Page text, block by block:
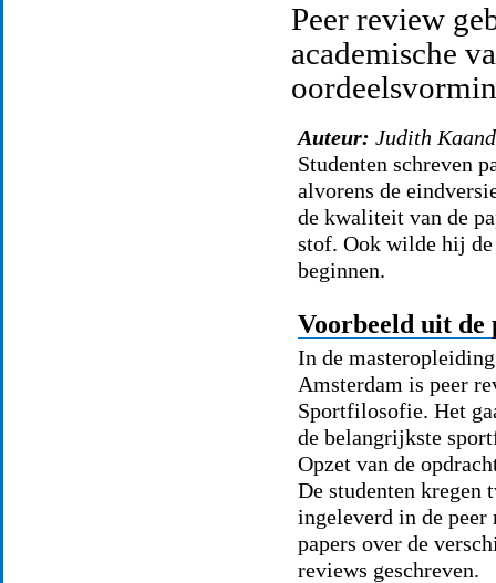
Peer review
academische
Auteur: Judith
Studenten schreven
alvorens de
de kwaliteit van de
stof. Ook wilde hij de
beginnen.
Voorbeeld uit
In de
Amsterdam is peer
Sportfilosofie. Het
de belangrijkste
Opzet van de
De studenten kregen
ingeleverd in de
papers over de
reviews geschreven.